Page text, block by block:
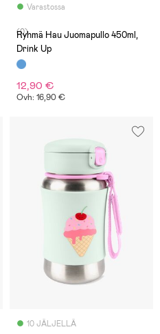
Varastossa
(0)
Ryhmä Hau Juomapullo 450ml,
Drink Up
12,90 €
Ovh: 16,90 €
10 JÄLJELLÄ